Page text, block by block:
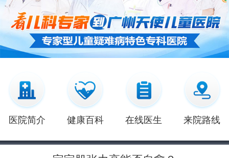
医院简介 健康百科 在线医生 来院路线